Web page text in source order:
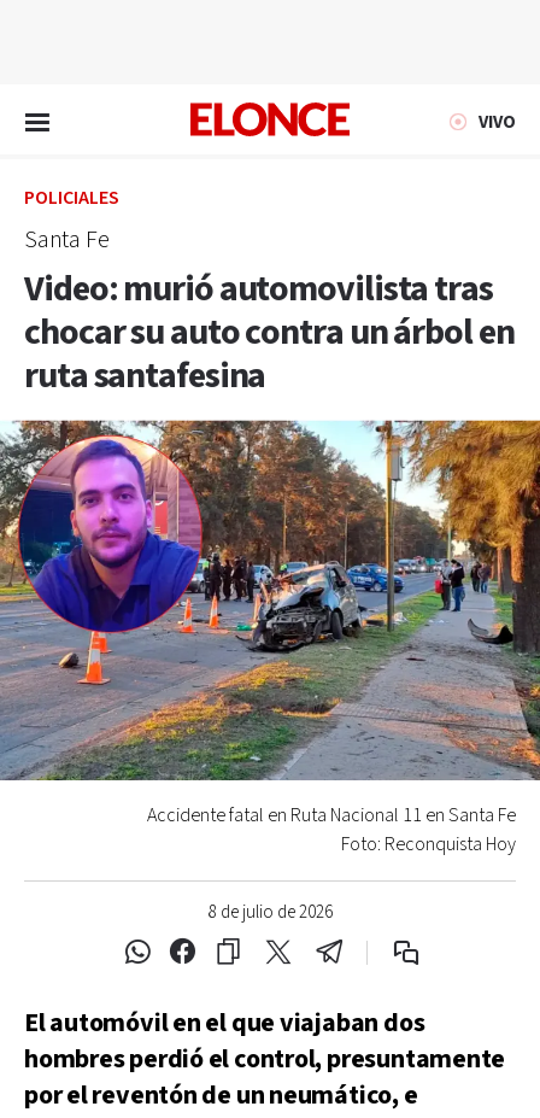
VIVO
POLICIALES
Santa Fe
Video: murió automovilista tras
chocar su auto contra un árbol en
ruta santafesina
8 de julio de 2026
Accidente fatal en Ruta Nacional 11 en Santa Fe
Foto: Reconquista Hoy
El automóvil en el que viajaban dos
hombres perdió el control, presuntamente
por el reventón de un neumático, e